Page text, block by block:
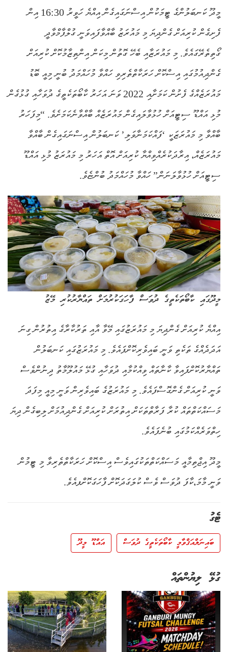
މީދޫ ކަނބަލުންގެ ޓީމަކުން އިސްނަގައިގެން އިއްޔެ ހަވީރު 16:30 އިން
ފެށިގެން ކުރިއަށް ގެންދިޔަ މި މައުރަޒު ބާއްވާފައިވަނީ ގުލްފާމްވާދީ
ގޯތިތެރޭގައެވެ. މި މައުރަޒާއި ބެހޭ ގޮތުން މިކަން އިންތިޒާމުކޮށް ކުރިއަށް
ގެންދިއުމުގައި އިސްކޮށް ހަރަކާތްތެރިވި ހައްވާ މުހައްމަދު ބުނީ މިއީ ބޮޑު
މައުރަޒެއްގެ ފެށުން ކަމަށާއި 2022 ވަނަ އަހަރު ކާބޯތަކެތީގެ ދުވަހާއި ގުޅުގެން
މުޅި އައްޑޫ ސިޓީއަށް ހުޅުވާލައިގެން މައުރަޒެއް ބާއްވާނެކަމަށެވެ. “މިފަހަރު
ބާއްވާ މި މައުރަޒަކީ ‘ފައްކަމަނާވަލި’ ކަނބަލުން އިސްނަގައިގެން ބާއްވާ
މައުރަޒެއް، އިރާދަކުރެއްވިއްޔާ ކުރިއަށް އޮތް އަހަރު މި މައުރަޒު މުޅި އައްޑޫ
ސިޓީއަށް ހުޅުވާލަނަން” ހައްވާ މުހައްމަދު ބުންޏެވެ.
މީދޫގައި ކާބޯތަކެތީގެ ދުވަސް ފާހަގަކުރުމަށް ތައްޔާރުކުރި މޭޒު
އިއްޔެ ކުރިއަށް ގެންދިޔަ މި މައުރަޒުގައި މޭވާ އާއި ތަރުކާރާގެ އިތުރުން ގިނަ
އަދަދެއްގެ ތަކެތި ވަނީ ބައިވެރިކޮށްފައެވެ. މި މައުރަޒުގައި ކަނބަލުން
ތައްޔާރުކޮށްފައިވާ ކާނާތައް ވިއްކުމާއި ދުވަހާއި ގުޅޭ މައުލޫމާތު ދިނުންވެސް
ވަނީ ކުރިއަށް ގެންގޮސްފައެވެ. މި މައުރަޒުގެ ބައިވެރިން ވަނީ މިއީ މިފަދަ
މަސައްކަތްތައް ކުރާ ފަރާތްތަކަށް އިތުރަށް ކުރިއަށް ގެންދިއުމަށް ލިބިގެން ދިޔަ
ހިތްވަރެއްކަމުގައި ބުނެފައެވެ.
މީދޫ އިޖްތިމާއީ މަސައްކަތްތަކުގައިވެސް އިސްކޮށް ހަރަކާތްތެރިވާ މި ޓީމުން
ވަނީ މާމަ،ކާފަ ދުވަސް ވެސް ކުލަގަދަކޮށް ފާހަގަކޮށްފއެވެ.
ޓެގު
ބައިނަލްއަޤްވާމީ ކާބޯތަކެތީގެ ދުވަސް އައްޑޫ މީދޫ
ގުޅޭ ލިޔުންތައް